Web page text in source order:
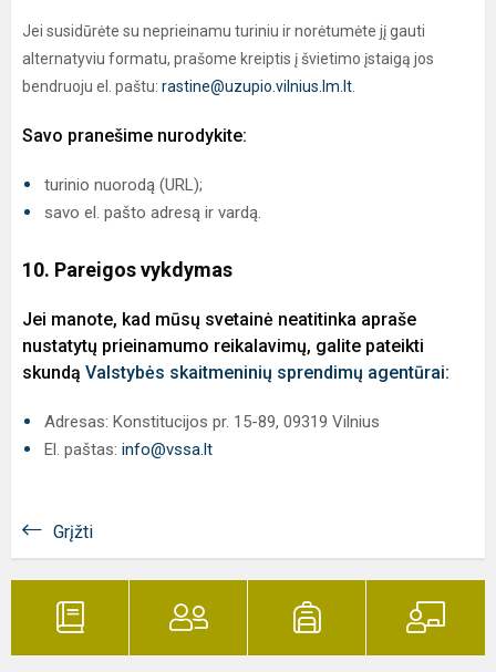
Jei susidūrėte su neprieinamu turiniu ir norėtumėte jį gauti
alternatyviu formatu, prašome kreiptis į švietimo įstaigą jos
bendruoju el. paštu: rastine@uzupio.vilnius.lm.lt
Savo pranešime nurodykite:
turinio nuorodą (URL);
savo el. pašto adresą ir vardą.
10. Pareigos vykdymas
Jei manote, kad mūsų svetainė neatitinka apraše
nustatytų prieinamumo reikalavimų, galite pateikti
skundą Valstybės skaitmeninių sprendimų agentūrai:
Adresas: Konstitucijos pr. 15-89, 09319 Vilnius
El. paštas: info@vssa.lt
Grįžti